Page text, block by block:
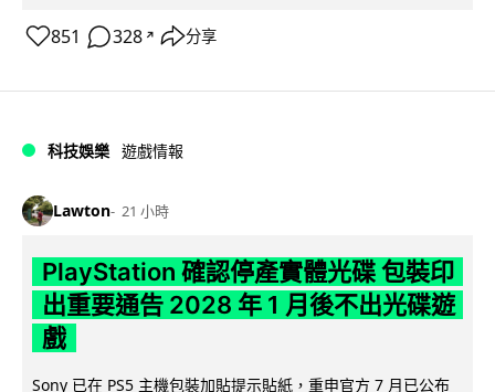
851 328 ↗ 分享
科技娛樂 遊戲情報
Lawton 21 小時
PlayStation 確認停產實體光碟 包裝印
出重要通告 2028 年 1 月後不出光碟遊
戲
Sony 已在 PS5 主機包裝加貼提示貼紙，重申官方 7 月已公布